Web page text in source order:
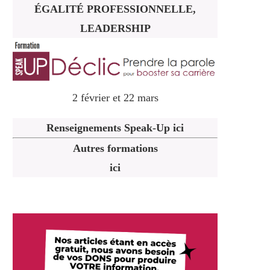
ÉGALITÉ PROFESSIONNELLE,
LEADERSHIP
2 février et 22 mars
Renseignements Speak-Up ici
Autres formations
ici